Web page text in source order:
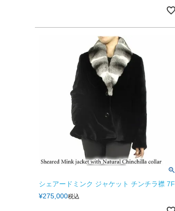
シェアードミンク ジャケット チンチラ襟 7F
¥275,000税込